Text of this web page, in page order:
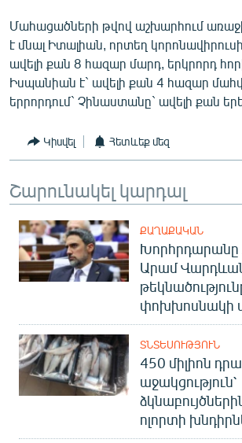
Մահացածների թվով աշխարհում
է մնալ Իտալիան, որտեղ
ավելի քան 8 հազար մարդ, երկրորդ
Իսպանիան է` ավելի քան 4 հազար
երրորդում` Չինաստանը` ավելի քան
Կիսվել Հետևեք մեզ
Շարունակել կարդալ
ՔԱՂԱՔԱԿԱՆ
Խորհրդարանը
Արամ
փոխխոսնակի
ՏՆՏԵՍՈՒԹՅՈՒՆ
450 միլիոն
աջակցություն՝
ոլորտի